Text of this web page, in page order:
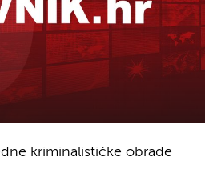
kriminalističke obrade